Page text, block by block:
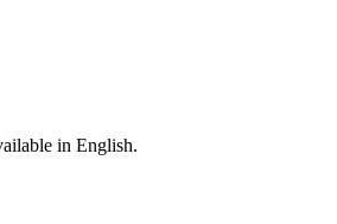
in English.